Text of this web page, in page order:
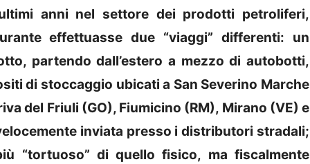
anni nel settore dei prodotti petroliferi,
effettuasse due “viaggi” differenti: un
partendo dall’estero a mezzo di autobotti,
di stoccaggio ubicati a San Severino Marche
del Friuli (GO), Fiumicino (RM), Mirano (VE) e
inviata presso i distributori stradali;
“tortuoso” di quello fisico, ma fiscalmente